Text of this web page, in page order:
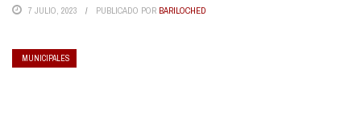
7 JULIO, 2023 PUBLICADO POR BARILOCHED
MUNICIPALES